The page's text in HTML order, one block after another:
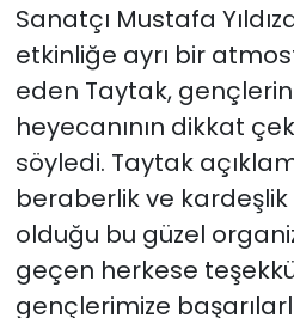
Sanatçı Mustafa
etkinliğe ayrı bir
eden Taytak,
heyecanının dikkat
söyledi. Taytak
beraberlik ve
olduğu bu güzel
geçen herkese
gençlerimize